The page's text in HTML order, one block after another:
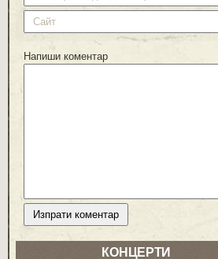
Напиши коментар
КОНЦЕРТИ